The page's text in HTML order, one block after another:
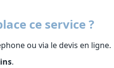
ce service ?
ou via le devis en ligne.
.